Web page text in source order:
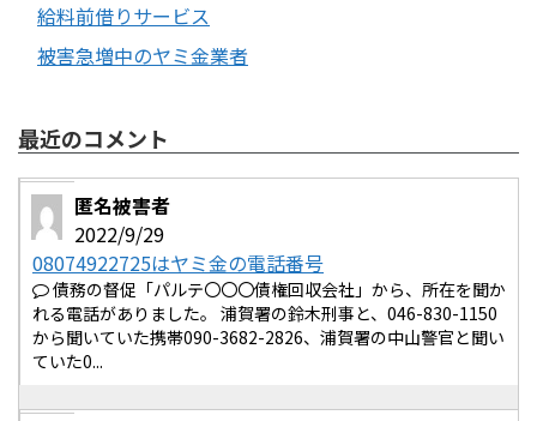
給料前借りサービス
被害急増中のヤミ金業者
最近のコメント
匿名被害者
2022/9/29
08074922725はヤミ金の電話番号
債務の督促「パルテ〇〇〇債権回収会社」から、所在を聞か
れる電話がありました。 浦賀署の鈴木刑事と、046-830-1150
から聞いていた携帯090-3682-2826、浦賀署の中山警官と聞い
ていた0...